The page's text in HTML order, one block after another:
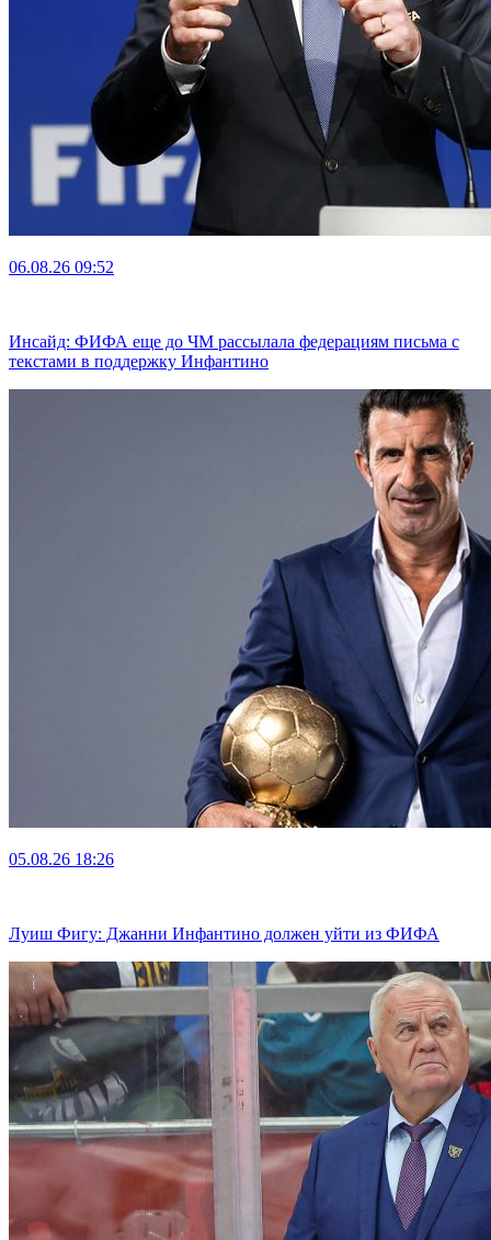
06.08.26 09:52
Инсайд: ФИФА еще до ЧМ рассылала федерациям письма с
текстами в поддержку Инфантино
05.08.26 18:26
Луиш Фигу: Джанни Инфантино должен уйти из ФИФА